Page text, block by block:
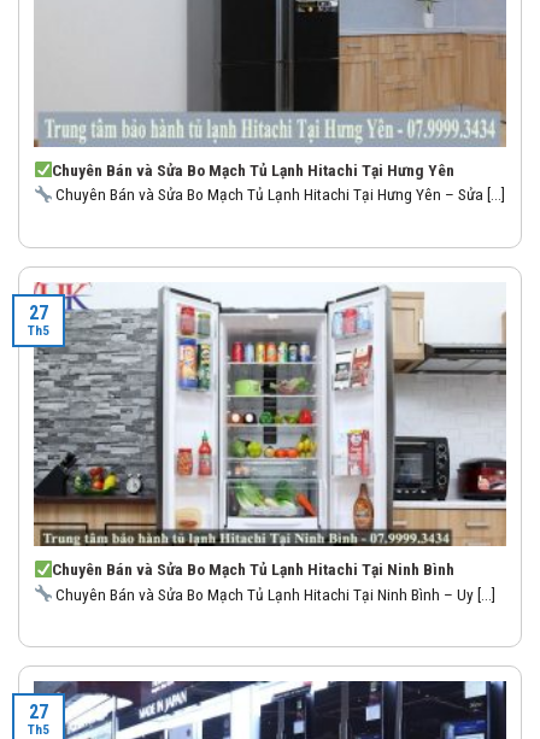
Chuyên Bán và Sửa Bo Mạch Tủ Lạnh Hitachi Tại Hưng Yên
Chuyên Bán và Sửa Bo Mạch Tủ Lạnh Hitachi Tại Hưng Yên – Sửa [...]
Chuyên Bán và Sửa Bo Mạch Tủ Lạnh Hitachi Tại Ninh Bình
Chuyên Bán và Sửa Bo Mạch Tủ Lạnh Hitachi Tại Ninh Bình – Uy [...]
27
Th5
27
Th5